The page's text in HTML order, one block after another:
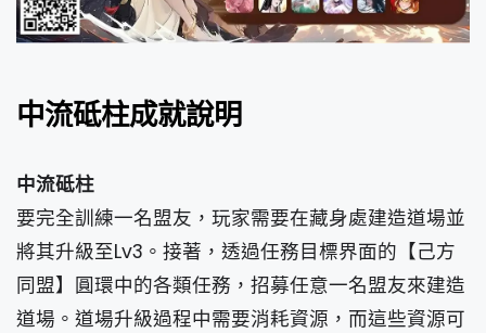
中流砥柱成就說明
中流砥柱
要完全訓練一名盟友，玩家需要在藏身處建造道場並
將其升級至Lv3。接著，透過任務目標界面的【己方
同盟】圓環中的各類任務，招募任意一名盟友來建造
道場。道場升級過程中需要消耗資源，而這些資源可